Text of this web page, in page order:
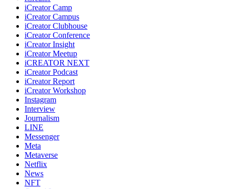
iCreator Camp
iCreator Campus
iCreator Clubhouse
iCreator Conference
iCreator Insight
iCreator Meetup
iCREATOR NEXT
iCreator Podcast
iCreator Report
iCreator Workshop
Instagram
Interview
Journalism
LINE
Messenger
Meta
Metaverse
Netflix
News
NFT